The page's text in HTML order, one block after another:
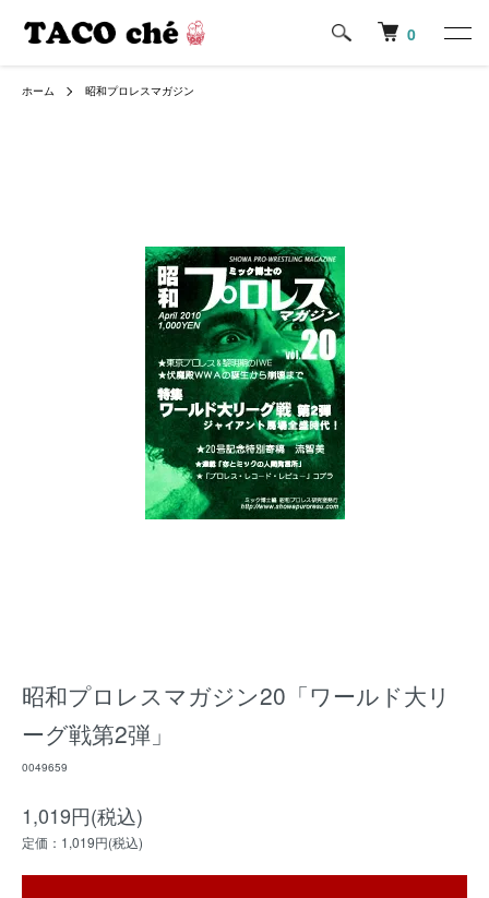
0
ホーム 昭和プロレスマガジン
昭和プロレスマガジン20「ワールド大リ
ーグ戦第2弾」
0049659
1,019円(税込)
定価：1,019円(税込)